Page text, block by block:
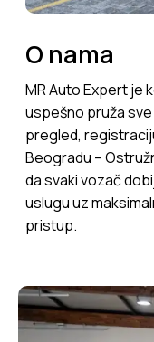
O nama
MR Auto Expert je
uspešno pruža
pregled,
Beogradu –
da svaki vozač
uslugu uz
pristup.